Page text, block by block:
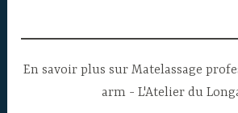
En savoir plus sur Matelassage
arm - L'Atelier du